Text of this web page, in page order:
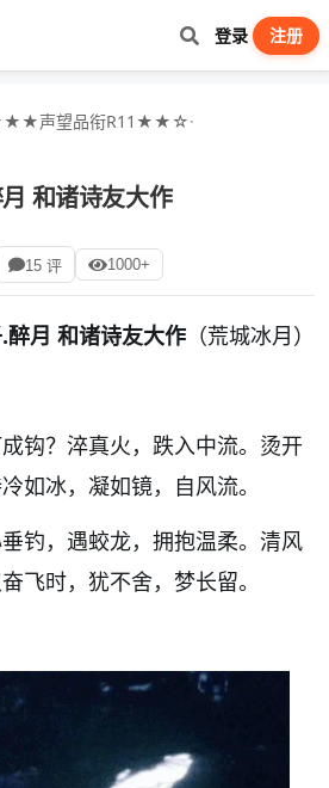
登录 注册
声望品衔R11★★☆·
和诸诗友大作
15 评 1000+
醉月 和诸诗友大作 （荒城冰月）
钩？淬真火，跌入中流。烫开
如冰，凝如镜，自风流。
钓，遇蛟龙，拥抱温柔。清风
飞时，犹不舍，梦长留。